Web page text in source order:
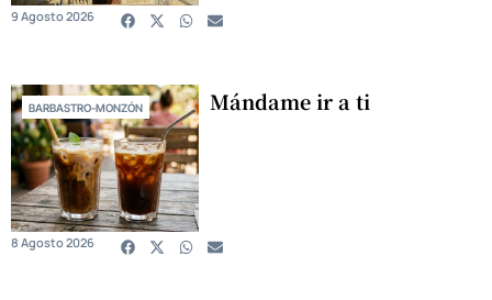
9 Agosto 2026
BARBASTRO-MONZÓN Mándame ir a ti
8 Agosto 2026